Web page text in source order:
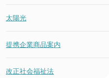
太陽光
提携企業商品案内
改正社会福祉法